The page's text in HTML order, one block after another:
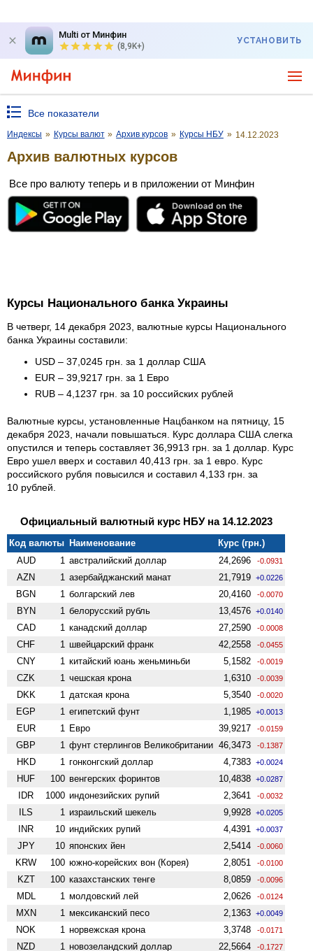
Multi от Минфин
(8,9K+)
УСТАНОВИТЬ
Все показатели
Индексы » Курсы валют » Архив курсов » Курсы НБУ » 14.12.2023
Архив валютных курсов
Все про валюту теперь и в приложении от Минфин
Курсы Национального банка Украины
В четверг, 14 декабря 2023, валютные курсы Национального
банка Украины составили:
USD – 37,0245 грн. за 1 доллар США
EUR – 39,9217 грн. за 1 Евро
RUB – 4,1237 грн. за 10 российских рублей
Валютные курсы, установленные Нацбанком на пятницу, 15
декабря 2023, начали повышаться. Курс доллара США слегка
опустился и теперь составляет 36,9913 грн. за 1 доллар. Курс
Евро ушел вверх и составил 40,413 грн. за 1 евро. Курс
российского рубля повысился и составил 4,133 грн. за
10 рублей.
Официальный валютный курс НБУ на 14.12.2023
Код валюты Наименование
Курс (грн.)
AUD
1 австралийский доллар 24,2696 -0.0931
AZN 1 азербайджанский манат 21,7919 +0.0226
BGN 1 болгарский лев 20,4160 -0.0070
BYN 1 белорусский рубль 13,4576 +0.0140
CAD 1 канадский доллар 27,2590 -0.0008
CHF 1 швейцарский франк 42,2558 -0.0455
CNY 1 китайский юань женьминьби 5,1582 -0.0019
CZK 1 чешская крона 1,6310 -0.0039
DKK 1 датская крона 5,3540 -0.0020
EGP 1 египетский фунт 1,1985 +0.0013
EUR 1 Евро 39,9217 -0.0159
GBP 1 фунт стерлингов Велико­британии 46,3473 -0.1387
HKD 1 гонконгский доллар 4,7383 +0.0024
HUF 100 венгерских форинтов 10,4838 +0.0287
IDR 1000 индонезийских рупий 2,3641 -0.0032
ILS 1 израильский шекель 9,9928 +0.0205
INR 10 индийских рупий 4,4391 +0.0037
JPY 10 японских йен 2,5414 -0.0060
KRW 100 южно-корейских вон (Корея) 2,8051 -0.0100
KZT 100 казахстанских тенге 8,0859 -0.0096
MDL 1 молдовский лей 2,0626 -0.0124
MXN 1 мексиканский песо 2,1363 +0.0049
NOK 1 норвежская крона 3,3748 -0.0171
NZD 1 ново­зеландский доллар 22,5664 -0.1727